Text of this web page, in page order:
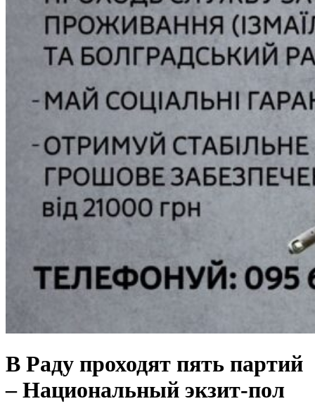
В Раду проходят пять партий
– Национальный экзит-пол